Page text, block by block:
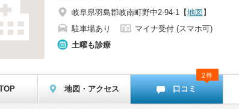
岐阜県羽島郡岐南町野中2-94-1 【地図 】
駐車場あり
マイナ受付 (スマホ可)
土曜も診療
地図・アクセス 口コミ
2件